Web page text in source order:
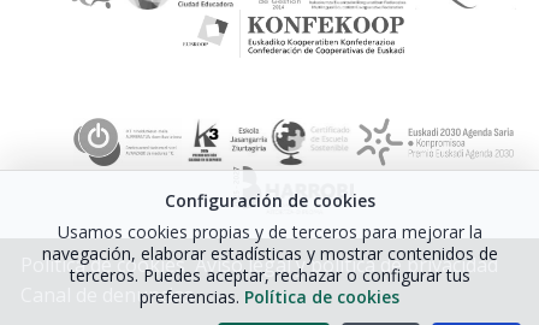
Política de cookies Aviso legal y política de privacidad
Canal de denuncias
Configuración de cookies
Usamos cookies propias y de terceros para mejorar la
navegación, elaborar estadísticas y mostrar contenidos de
terceros. Puedes aceptar, rechazar o configurar tus
preferencias. Política de cookies